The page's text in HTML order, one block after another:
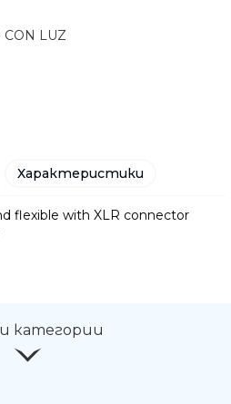
CON LUZ
Характеристики
flexible with XLR connector
категории